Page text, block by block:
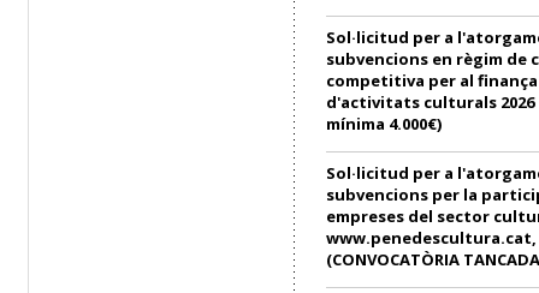
Sol·licitud per a
subvencions en règim de
competitiva per al
d'activitats culturals 2026
mínima 4.000€)
Sol·licitud per a
subvencions per la
empreses del sector
www.penedescultura.cat,
(CONVOCATÒRIA